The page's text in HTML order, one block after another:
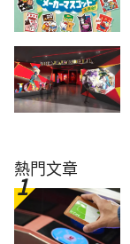
熱門文章